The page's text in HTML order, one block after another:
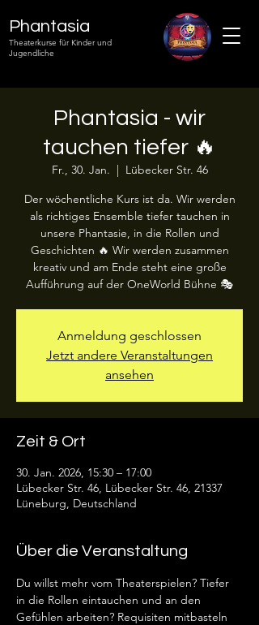
Phantasia
Theaterkurse für Kinder und
Jugendliche
Phantasia - wir
tauchen tiefer 🔥
Fr., 30. Jan.
  |
Lübecker Str. 46
Der wöchentliche Kurs ist da. Wir werden
als richtiges Ensemble tiefer tauchen in
unsere Phantasie, in die Rollen und
Geschichten 🔥 Wir werden zusammen
kreativ und am Ende steht eine große
Aufführung auf der OneWorld Bühne 🎭
Anmeldung geschlossen
Jetzt andere Veranstaltungen
ansehen
Zeit & Ort
30. Jan. 2026, 15:30 – 17:00
Lübecker Str. 46, Lübecker Str. 46, 21337
Lüneburg, Deutschland
Über die Veranstaltung
Du willst mehr vom Theaterspielen? Tiefer
in die Rollen eintauchen und an den
Gefühlen arbeiten? Requisiten mitbasteln